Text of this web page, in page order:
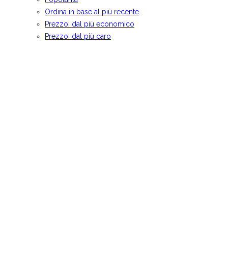
Ordina in base al più recente
Prezzo: dal più economico
Prezzo: dal più caro